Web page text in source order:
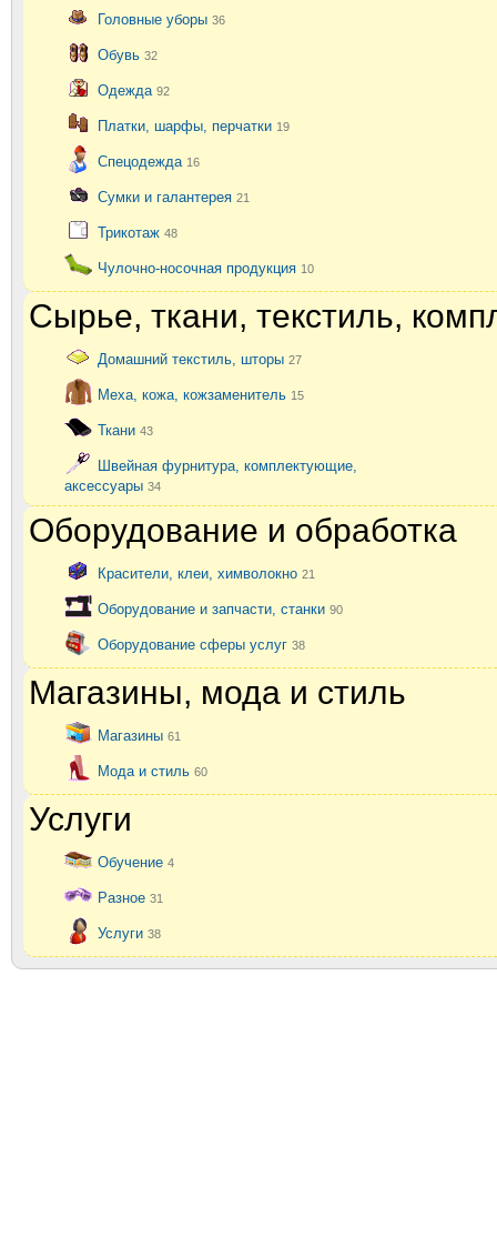
Головные уборы 36
Обувь 32
Одежда 92
Платки, шарфы, перчатки 19
Спецодежда 16
Сумки и галантерея 21
Трикотаж 48
Чулочно-носочная продукция 10
Сырье, ткани, текстиль,
Домашний текстиль, шторы 27
Меха, кожа, кожзаменитель 15
Ткани 43
Швейная фурнитура, комплектующие,
аксессуары 34
Оборудование и обработка
Красители, клеи, химволокно 21
Оборудование и запчасти, станки 90
Оборудование сферы услуг 38
Магазины, мода и стиль
Магазины 61
Мода и стиль 60
Услуги
Обучение 4
Разное 31
Услуги 38